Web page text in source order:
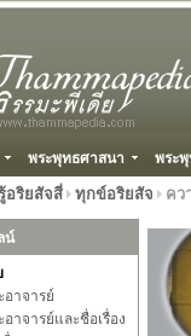
พระพุทธศาสนา พระพุ
อริยสัจสี่ ทุกข์อริยสัจ คว
น์
อาจารย์
อาจารย์และชื่อเรื่อง